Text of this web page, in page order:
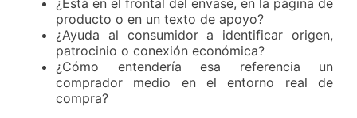
¿Está en el frontal del envase, en la página de
producto o en un texto de apoyo?
¿Ayuda al consumidor a identificar origen,
patrocinio o conexión económica?
¿Cómo entendería esa referencia un
comprador medio en el entorno real de
compra?